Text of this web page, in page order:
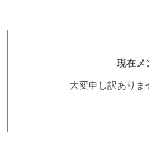
現在メ
大変申し訳あり